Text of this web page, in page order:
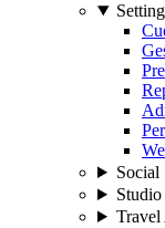
Social
Studio
Travel